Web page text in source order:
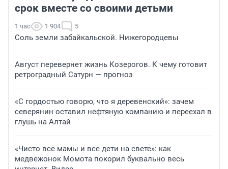
срок вместе со своими детьми
1 час 1 904 5
Соль земли забайкальской. Нижегородцевы
Август перевернет жизнь Козерогов. К чему готовит
ретроградный Сатурн — прогноз
«С гордостью говорю, что я деревенский»: зачем
северянин оставил нефтяную компанию и переехал в
глушь на Алтай
«Чисто все мамы и все дети на свете»: как
медвежонок Момота покорил буквально весь